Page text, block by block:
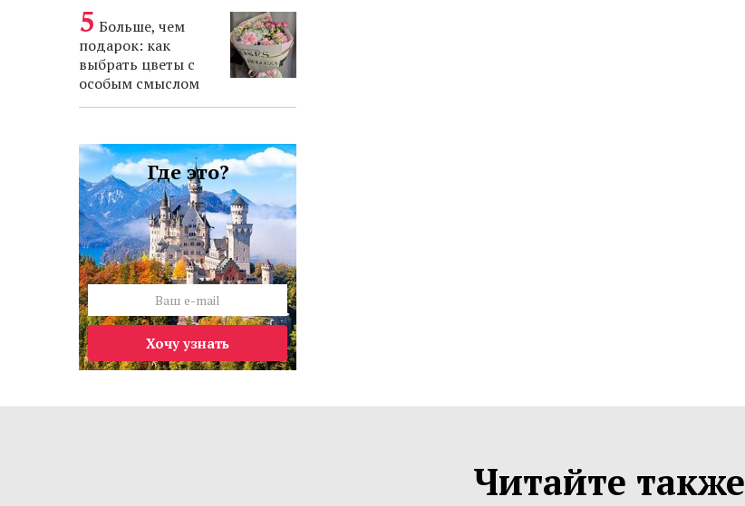
Больше, чем
подарок: как
выбрать цветы с
особым смыслом
Где это?
Хочу узнать
Читайте также